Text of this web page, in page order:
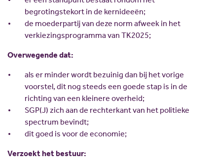
Activiteitenkalender
Spreekbeurtpakket
begrotingstekort in de kernideeën;
de moederpartij van deze norm afweek in het
verkiezingsprogramma van TK2025;
Overwegende dat:
als er minder wordt bezuinig dan bij het vorige
voorstel, dit nog steeds een goede stap is in de
richting van een kleinere overheid;
SGP(J) zich aan de rechterkant van het politieke
spectrum bevindt;
dit goed is voor de economie;
Verzoekt het bestuur: